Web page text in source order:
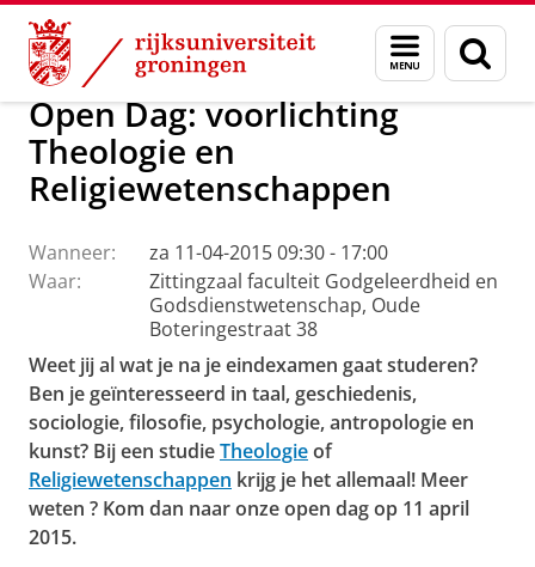
Skip
Content
Skip
Navigation
Menu
en
zoeken
Faculteit Religie, Cultuur en Maatschappij Agenda
Open Dag: voorlichting
Theologie en
Religiewetenschappen
Wanneer:
za 11-04-2015 09:30 - 17:00
Waar:
Zittingzaal faculteit Godgeleerdheid en
Godsdienstwetenschap, Oude
Boteringestraat 38
Weet jij al wat je na je eindexamen gaat studeren?
Ben je geïnteresseerd in taal, geschiedenis,
sociologie, filosofie, psychologie, antropologie en
kunst? Bij een studieTheologieof
Religiewetenschappen krijg je het allemaal! Meer
weten ? Kom dan naar onze open dag op 11 april
2015.